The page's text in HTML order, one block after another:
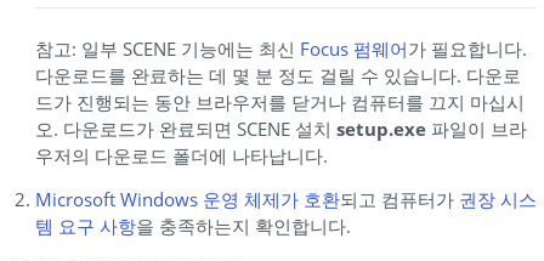
참고: 일부 SCENE 기능에는 최신 Focus 펌웨어가 필요합니다.
다운로드를 완료하는 데 몇 분 정도 걸릴 수 있습니다. 다운로
드가 진행되는 동안 브라우저를 닫거나 컴퓨터를 끄지 마십시
오. 다운로드가 완료되면 SCENE 설치 setup.exe파일이 브라
우저의 다운로드 폴더에 나타납니다.
Microsoft Windows 운영 체제가 호환되고 컴퓨터가 권장 시스
템 요구 사항을 충족하는지 확인합니다.